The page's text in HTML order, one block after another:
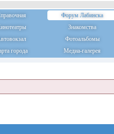
Форум Лабинска
Знакомства
Фотоальбомы
города Медиа-галерея